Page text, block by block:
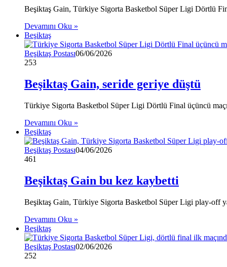
Beşiktaş Gain, Türkiye Sigorta Basketbol Süper Ligi Dörtlü
Devamını Oku »
Beşiktaş
Beşiktaş Postası06/06/2026
253
Beşiktaş Gain, seride geriye düştü
Türkiye Sigorta Basketbol Süper Ligi Dörtlü Final üçüncü
Devamını Oku »
Beşiktaş
Beşiktaş Postası04/06/2026
461
Beşiktaş Gain bu kez kaybetti
Beşiktaş Gain, Türkiye Sigorta Basketbol Süper Ligi play-off
Devamını Oku »
Beşiktaş
Beşiktaş Postası02/06/2026
252